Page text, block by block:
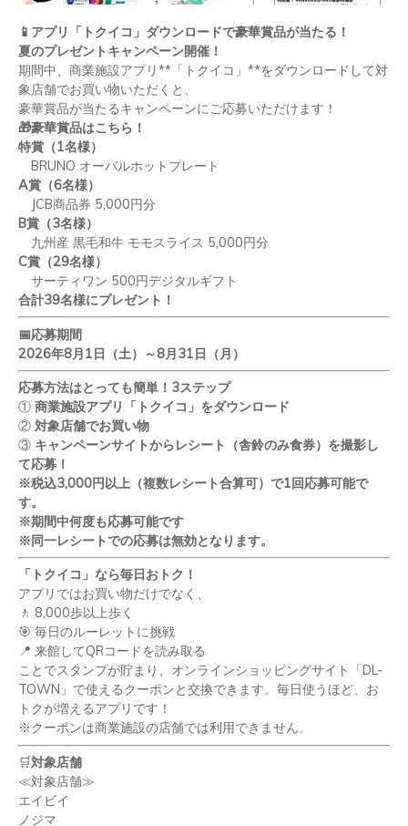
📱 アプリ「トクイコ」ダウンロードで豪華賞品が当たる！
夏のプレゼントキャンペーン開催！
期間中、商業施設アプリ** 「トクイコ」 **をダウンロードして対
象店舗でお買い物いただくと、
豪華賞品が当たるキャンペーンにご応募いただけます！
🎁豪華賞品はこちら！
特賞（1名様）
BRUNO オーバルホットプレート
A賞（6名様）
JCB商品券 5,000円分
B賞（3名様）
九州産 黒毛和牛 モモスライス 5,000円分
C賞（29名様）
サーティワン 500円デジタルギフト
合計39名様にプレゼント！
📅応募期間
2026年8月1日（土）～8月31日（月）
応募方法はとっても簡単！ 3ステップ
① 商業施設アプリ「トクイコ」をダウンロード
② 対象店舗でお買い物
③ キャンペーンサイトからレシート（舎鈴のみ食券）を撮影し
て応募！
※税込3,000円以上（複数レシート合算可）で1回応募可能で
す。
※期間中何度も応募可能です
※同一レシートでの応募は無効となります。
「トクイコ」なら毎日おトク！
アプリではお買い物だけでなく、
🚶 8,000歩以上歩く
🎯 毎日のルーレットに挑戦
📍 来館してQRコードを読み取る
ことでスタンプが貯まり、オンラインショッピングサイト「 DL-
TOWN 」で使えるクーポンと交換できます。毎日使うほど、お
トクが増えるアプリです！
※クーポンは商業施設の店舗では利用できません。
🛒対象店舗
≪対象店舗≫
エイビイ
ノジマ